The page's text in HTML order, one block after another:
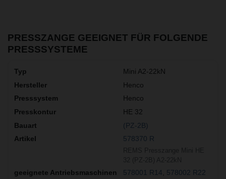
PRESSZANGE GEEIGNET FÜR FOLGENDE
PRESSSYSTEME
Mini A2-22kN
Henco
Henco
HE 32
(PZ-2B)
578370 R
578001 R14
578002 R22